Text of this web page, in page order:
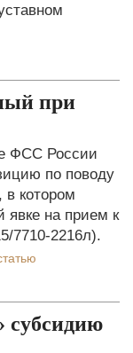
при
ФСС России
по поводу
в котором
явке на прием к
7710-2216л).
субсидию